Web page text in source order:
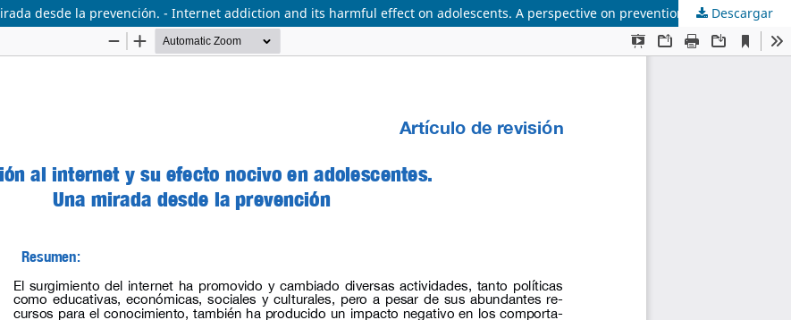
desde la prevención. - Internet addiction and its harmful effect on adolescents. A perspective on prevention Descargar